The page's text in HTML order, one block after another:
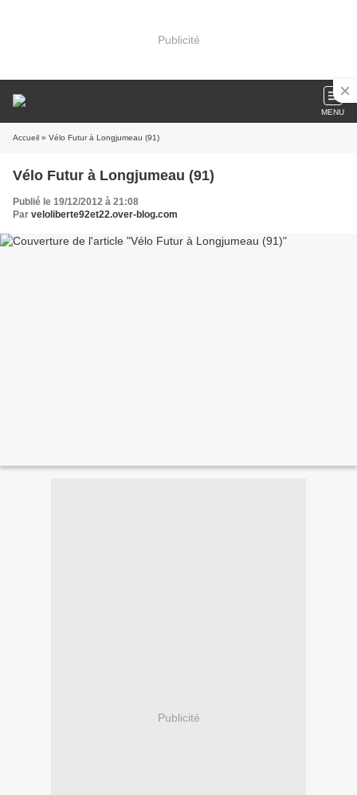
Publicité
MENU
Accueil » Vélo Futur à Longjumeau (91)
Vélo Futur à Longjumeau (91)
Publié le 19/12/2012 à 21:08
Par veloliberte92et22.over-blog.com
Publicité